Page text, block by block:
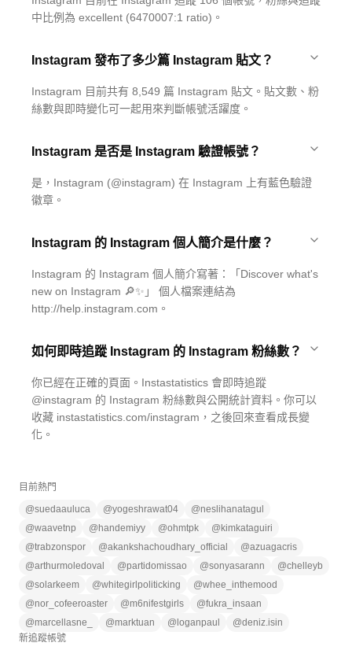
中比例為 excellent (6470007:1 ratio)。
Instagram 發布了多少篇 Instagram 貼文？
Instagram 目前共有 8,549 篇 Instagram 貼文。貼文數、粉
絲數與即時變化可一起用來判斷帳號活躍度。
Instagram 是否是 Instagram 驗證帳號？
是，Instagram (@instagram) 在 Instagram 上有藍色驗證
徽章。
Instagram 的 Instagram 個人簡介是什麼？
Instagram 的 Instagram 個人簡介寫著：「Discover what's
new on Instagram 🔎✨」 個人檔案連結為
http://help.instagram.com。
如何即時追蹤 Instagram 的 Instagram 粉絲數？
你已經在正確的頁面。Instastatistics 會即時追蹤
@instagram 的 Instagram 粉絲數與公開統計資料。你可以
收藏 instastatistics.com/instagram，之後回來查看成長變
化。
目前熱門
@suedaauluca @yogeshrawat04 @neslihanatagul
@waavetnp @ handemiyy @ohmtpk @ kimkataguiri
@trabzonspor @akankshachoudhary_official @azuagacris
@arthurmoledoval @partidomissao @sonyasarann @chelleyb
@solarkeem @whitegirlpoliticking @whee_inthemood
@nor_cofeeroaster @m6nifestgirls @fukra_insaan
@marcellasne_ @marktuan @ loganpaul @deniz.isin
新追蹤帳號